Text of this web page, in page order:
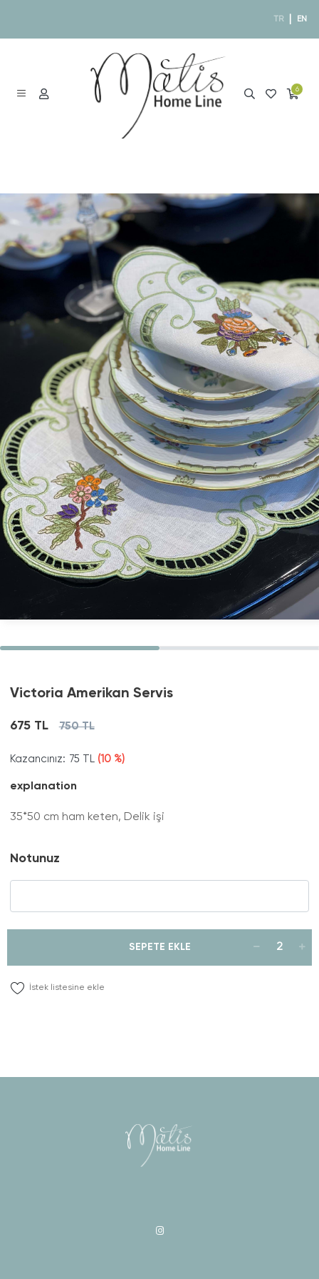
TR EN
6
Victoria Amerikan Servis
675 TL 750 TL
Kazancınız: 75 TL (10 %)
explanation
35*50 cm ham keten, Delik işi
Notunuz
SEPETE EKLE
İstek listesine ekle